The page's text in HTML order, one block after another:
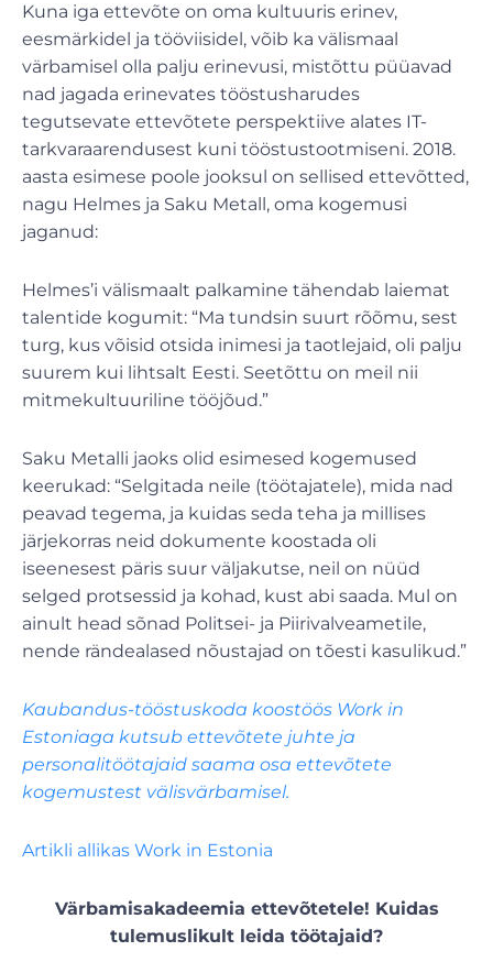
Kuna iga ettevõte on oma kultuuris erinev,
eesmärkidel ja tööviisidel, võib ka välismaal
värbamisel olla palju erinevusi, mistõttu püüavad
nad jagada erinevates tööstusharudes
tegutsevate ettevõtete perspektiive alates IT-
tarkvaraarendusest kuni tööstustootmiseni. 2018.
aasta esimese poole jooksul on sellised ettevõtted,
nagu Helmes ja Saku Metall, oma kogemusi
jaganud:
Helmes’i välismaalt palkamine tähendab laiemat
talentide kogumit: “Ma tundsin suurt rõõmu, sest
turg, kus võisid otsida inimesi ja taotlejaid, oli palju
suurem kui lihtsalt Eesti. Seetõttu on meil nii
mitmekultuuriline tööjõud.”
Saku Metalli jaoks olid esimesed kogemused
keerukad: “Selgitada neile (töötajatele), mida nad
peavad tegema, ja kuidas seda teha ja millises
järjekorras neid dokumente koostada oli
iseenesest päris suur väljakutse, neil on nüüd
selged protsessid ja kohad, kust abi saada. Mul on
ainult head sõnad Politsei- ja Piirivalveametile,
nende rändealased nõustajad on tõesti kasulikud.”
Kaubandus-tööstuskoda koostöös Work in
Estoniaga kutsub ettevõtete juhte ja
personalitöötajaid saama osa ettevõtete
kogemustest välisvärbamisel.
Artikli allikas Work in Estonia
Värbamisakadeemia ettevõtetele! Kuidas
tulemuslikult leida töötajaid?